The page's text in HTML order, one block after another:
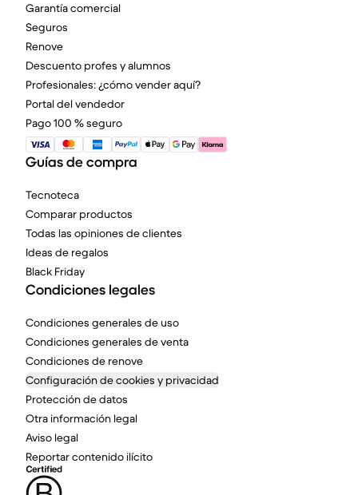
Garantía comercial
Seguros
Renove
Descuento profes y alumnos
Profesionales: ¿cómo vender aquí?
Portal del vendedor
Pago 100 % seguro
Guías de compra
Tecnoteca
Comparar productos
Todas las opiniones de clientes
Ideas de regalos
Black Friday
Condiciones legales
Condiciones generales de uso
Condiciones generales de venta
Condiciones de renove
Configuración de cookies y privacidad
Protección de datos
Otra información legal
Aviso legal
Reportar contenido ilícito